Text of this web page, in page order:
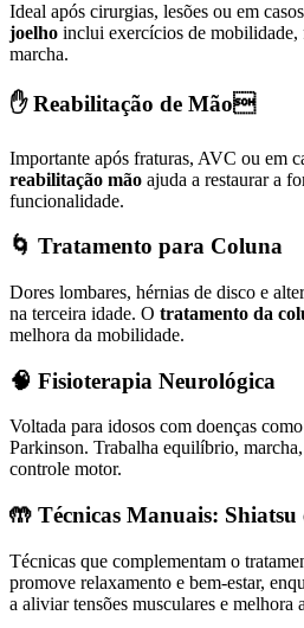
Ideal após cirurgias, lesões ou em
joelho inclui exercícios de mobilidade,
marcha.
✋Reabilitação de Mão
Importante após fraturas, AVC ou em
reabilitação mão ajuda a restaurar a
funcionalidade.
🌀 Tratamento para Coluna
Dores lombares, hérnias de disco e
na terceira idade. O tratamento da
melhora da mobilidade.
🧠 Fisioterapia Neurológica
Voltada para idosos com doenças
Parkinson. Trabalha equilíbrio,
controle motor.
🤲 Técnicas Manuais: Shiatsu
Técnicas que complementam o
promove relaxamento e bem-estar,
a aliviar tensões musculares e melhora